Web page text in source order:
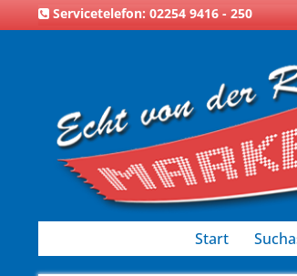
Servicetelefon: 02254 9416 - 250
Start